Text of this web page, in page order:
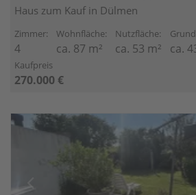
Haus zum Kauf in Dülmen
Zimmer:
4
Wohnfläche:
ca. 87 m²
Nutzfläche:
ca. 53 m² ca.
Kaufpreis
270.000 €